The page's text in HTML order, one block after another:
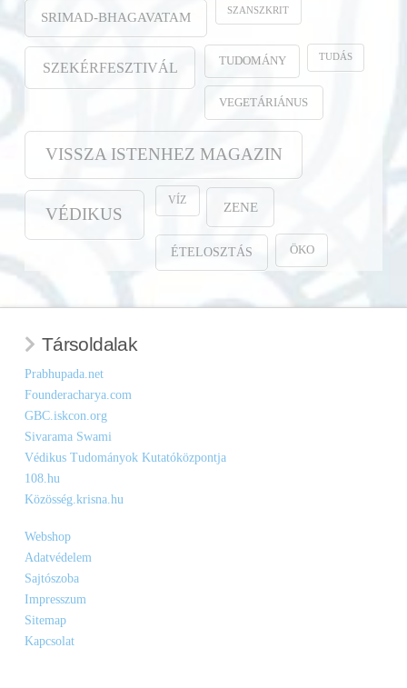
SRIMAD-BHAGAVATAM SZANSZKRIT
SZEKÉRFESZTIVÁL TUDOMÁNY TUDÁS
VEGETÁRIÁNUS
VISSZA ISTENHEZ MAGAZIN
VÉDIKUS
VÍZ ZENE
ÉTELOSZTÁS ÖKO
Társoldalak
Prabhupada.net
Founderacharya.com
GBC.iskcon.org
Sivarama Swami
Védikus Tudományok Kutatóközpontja
108.hu
Közösség.krisna.hu
Webshop
Adatvédelem
Sajtószoba
Impresszum
Sitemap
Kapcsolat